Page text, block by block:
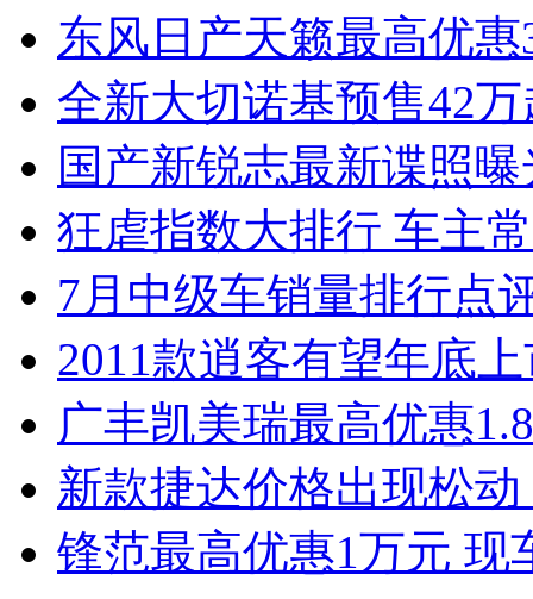
东风日产天籁最高优
全新大切诺基预售42
国产新锐志最新谍照
狂虐指数大排行 车主
7月中级车销量排行点
2011款逍客有望年底
广丰凯美瑞最高优惠
新款捷达价格出现松
锋范最高优惠1万元 现